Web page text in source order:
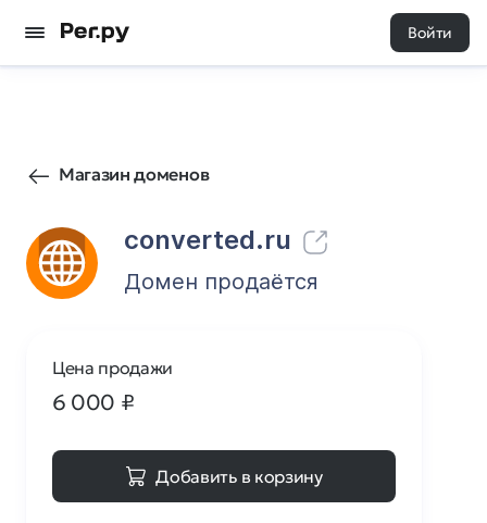
Войти
Магазин доменов
converted.ru
6 0
Домен продаётся
Цена продажи
6 000 ₽
Добавить в корзину